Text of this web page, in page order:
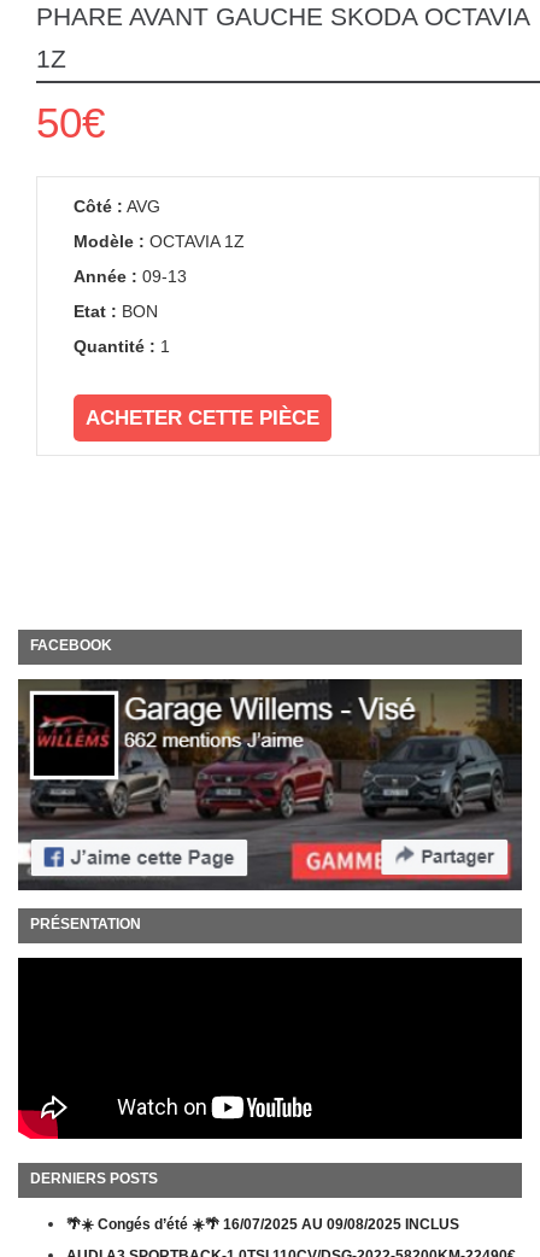
PHARE AVANT GAUCHE SKODA OCTAVIA
1Z
50€
Côté : AVG
Modèle : OCTAVIA 1Z
Année : 09-13
Etat : BON
Quantité : 1
ACHETER CETTE PIÈCE
FACEBOOK
PRÉSENTATION
DERNIERS POSTS
🌴☀️ Congés d’été ☀️🌴 16/07/2025 AU 09/08/2025 INCLUS